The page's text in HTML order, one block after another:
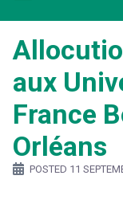
aux
France
Orléans
POSTED 11